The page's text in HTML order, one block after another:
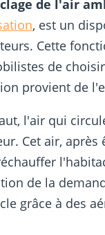
de l'air
, est un
Cette
de
provient de
l'air qui
Cet air,
de la
grâce à des